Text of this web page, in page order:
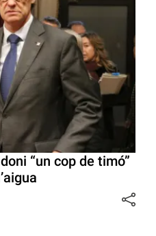
“un cop de timó”